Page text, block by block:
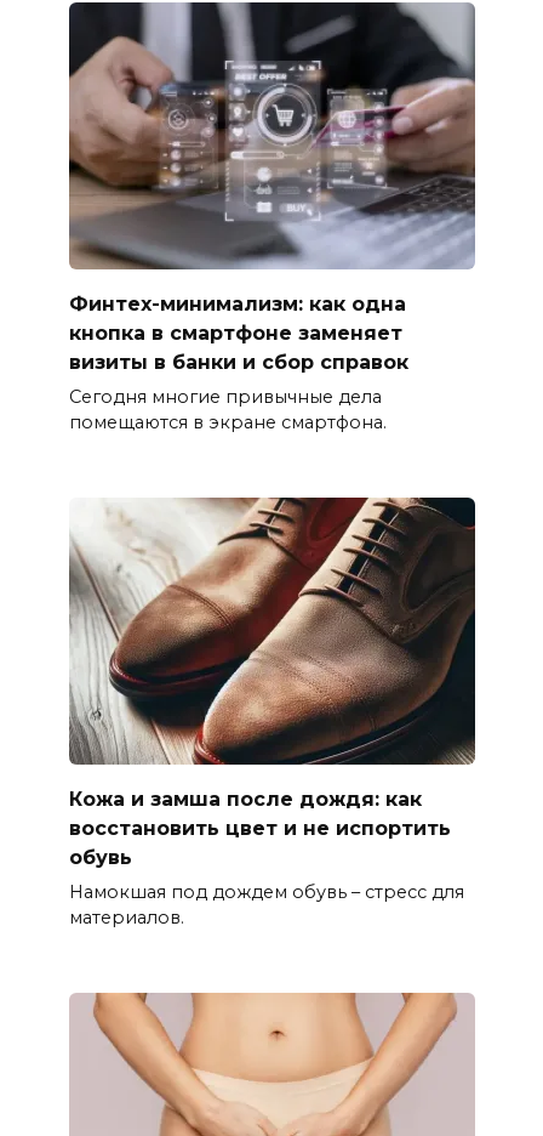
Финтех-минимализм: как одна
кнопка в смартфоне заменяет
визиты в банки и сбор справок
Сегодня многие привычные дела
помещаются в экране смартфона.
Кожа и замша после дождя: как
восстановить цвет и не испортить
обувь
Намокшая под дождем обувь – стресс для
материалов.